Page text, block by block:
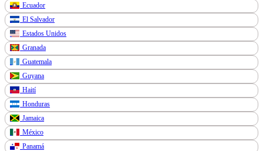
Ecuador
El Salvador
Estados Unidos
Granada
Guatemala
Guyana
Haití
Honduras
Jamaica
México
Panamá